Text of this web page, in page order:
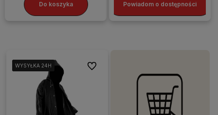
Do koszyka Powiadom o dostępności
WYSYŁKA 24H
WYSYŁKA 24H
WYSYŁKA 24H
WYSYŁKA 24H Do ulubionych